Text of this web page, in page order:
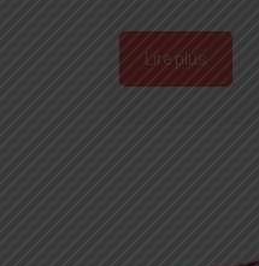
Lire plus